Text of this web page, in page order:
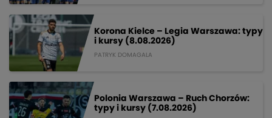
Korona Kielce – Legia Warszawa: typy
i kursy (8.08.2026)
PATRYK DOMAGALA
Polonia Warszawa – Ruch Chorzów:
typy i kursy (7.08.2026)